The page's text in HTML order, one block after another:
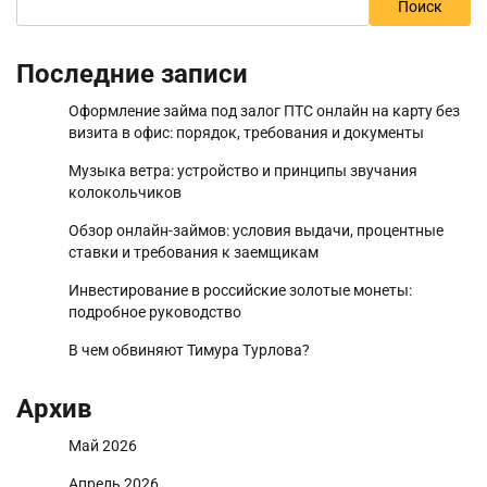
Поиск
Последние записи
Оформление займа под залог ПТС онлайн на карту без
визита в офис: порядок, требования и документы
Музыка ветра: устройство и принципы звучания
колокольчиков
Обзор онлайн-займов: условия выдачи, процентные
ставки и требования к заемщикам
Инвестирование в российские золотые монеты:
подробное руководство
В чем обвиняют Тимура Турлова?
Архив
Май 2026
Апрель 2026